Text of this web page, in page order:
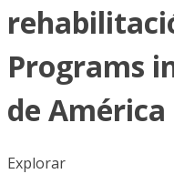
Programs
de América
Explorar